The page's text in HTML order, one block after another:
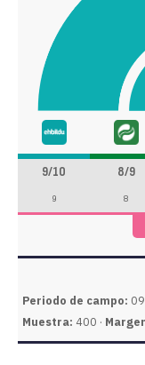
9/10 8/9
9 8
Periodo de campo:
Muestra: 400 ·